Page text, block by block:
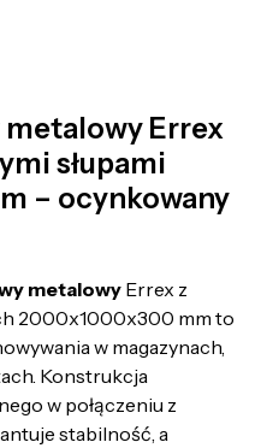
metalowy Errex
słupami
– ocynkowany
metalowy Errex z
2000x1000x300 mm to
w magazynach,
Konstrukcja
w połączeniu z
stabilność, a